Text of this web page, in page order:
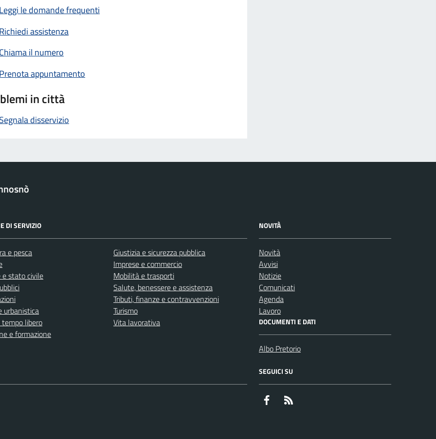
Leggi le domande frequenti
Richiedi assistenza
Chiama il numero
Prenota appuntamento
in città
Segnala disservizio
DI SERVIZIO
e pesca
e stato civile
urbanistica
libero
e formazione
Giustizia e sicurezza pubblica
Imprese e commercio
Mobilità e trasporti
Salute, benessere e assistenza
Tributi, finanze e contravvenzioni
Turismo
Vita lavorativa
NOVITÀ
Novità
Avvisi
Notizie
Comunicati
Agenda
Lavoro
DOCUMENTI E DATI
Albo Pretorio
SEGUICI SU
Facebook